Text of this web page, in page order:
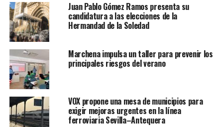
Juan Pablo Gómez Ramos presenta su
candidatura a las elecciones de la
Hermandad de la Soledad
Marchena impulsa un taller para prevenir los
principales riesgos del verano
VOX propone una mesa de municipios para
exigir mejoras urgentes en la línea
ferroviaria Sevilla–Antequera